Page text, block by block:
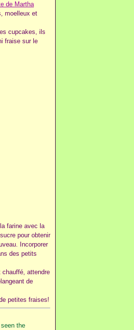
de Martha
moelleux et
cupcakes, ils
fraise sur le
farine avec la
pour obtenir
Incorporer
des petits
chauffé, attendre
de
petites fraises!
the